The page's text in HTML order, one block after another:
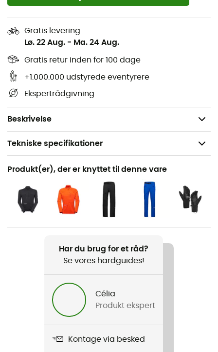
Gratis levering
Lø. 22 Aug. - Ma. 24 Aug.
Gratis retur inden for 100 dage
+1.000.000 udstyrede eventyrere
Ekspertrådgivning
Beskrivelse
modstandsdygtighed over for rivning
håndtere med handsker
RECCO®-reflektor for at hjælpe redningstjenesterne
med at finde dig i nødstilfælde
et sæt til midlertidige reparationer i felten
Vægt: 460 g
Tekniske specifikationer
Anbefales til
Trekking / Bjergbestigning / Skibjergbestigning
Køn
Herre
Eiger Nordwand Advanced HS Hooded Jacket
Bluesign / Fair Wear Foundation / Genanvendt / PFC-
Produkt(er), der er knyttet til denne vare
Har du brug for et råd?
Se vores hardguides!
Célia
Produkt ekspert
Kontage via besked